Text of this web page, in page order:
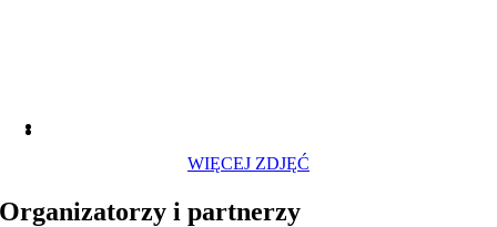
WIĘCEJ ZDJĘĆ
Organizatorzy i partnerzy